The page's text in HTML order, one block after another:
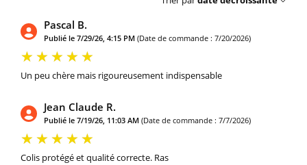
Pascal B.
Publié le 7/29/26, 4:15 PM (Date de commande : 7/20/2026)
Un peu chère mais rigoureusement indispensable
Jean Claude R.
Publié le 7/19/26, 11:03 AM (Date de commande : 7/7/2026)
Colis protégé et qualité correcte. Ras